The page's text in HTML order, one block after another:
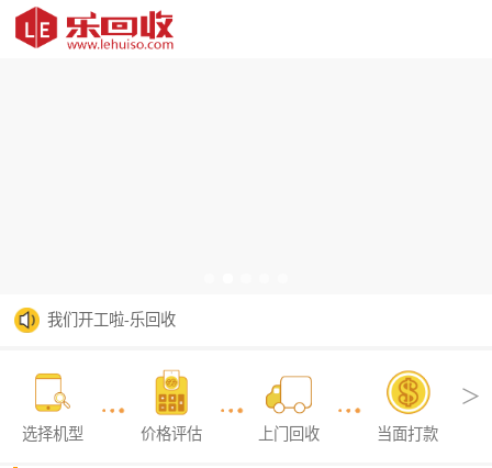
我们开工啦-乐回收
乐回收2026年春节放假公告
选择机型 价格评估 上门回收 当面打款
＞